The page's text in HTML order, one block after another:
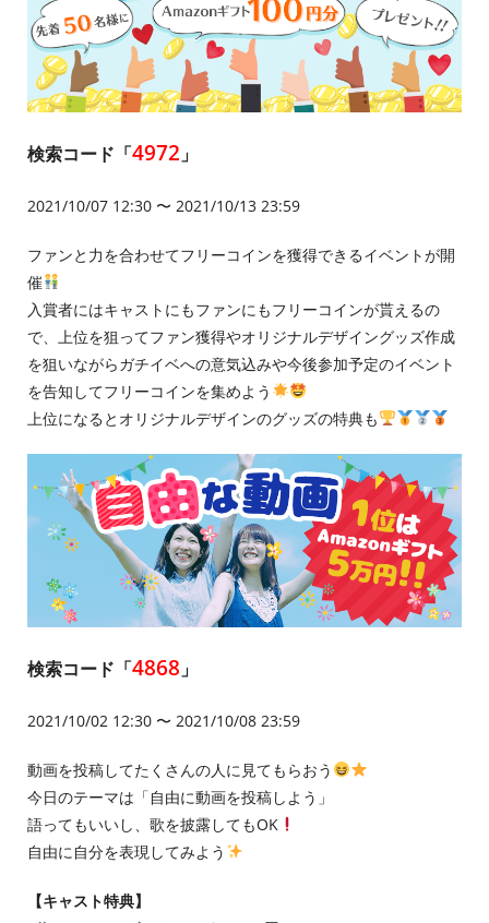
検索コード「4972 」
2021/10/07 12:30 〜 2021/10/13 23:59
ファンと力を合わせてフリーコインを獲得できるイベントが開
催
入賞者にはキャストにもファンにもフリーコインが貰えるの
で、上位を狙ってファン獲得やオリジナルデザイングッズ作成
を狙いながらガチイベへの意気込みや今後参加予定のイベント
を告知してフリーコインを集めよう
上位になるとオリジナルデザインのグッズの特典も
検索コード「4868 」
2021/10/02 12:30 〜 2021/10/08 23:59
動画を投稿してたくさんの人に見てもらおう
今日のテーマは「自由に動画を投稿しよう」
語ってもいいし、歌を披露してもOK
自由に自分を表現してみよう
【キャスト特典】